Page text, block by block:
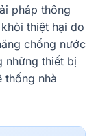
pháp thông
thiệt hại do
chống nước
những thiết bị
thống nhà